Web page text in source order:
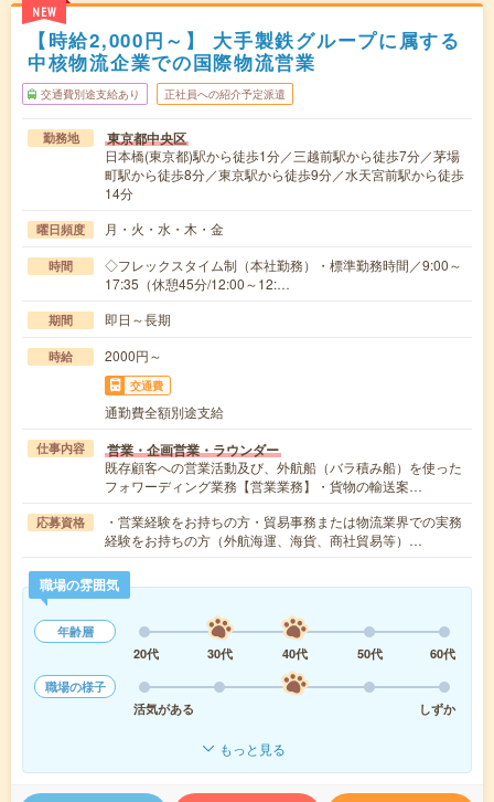
NEW
【時給2,000円～】 大手製鉄グループに属する
中核物流企業での国際物流営業
交通費別途支給あり 正社員への紹介予定派遣
勤務地 東京都中央区
日本橋(東京都)駅から徒歩1分／三越前駅から徒歩7分／茅場
町駅から徒歩8分／東京駅から徒歩9分／水天宮前駅から徒歩
14分
曜日頻度 月・火・水・木・金
時間
◇フレックスタイム制（本社勤務）・標準勤務時間／9:00～
17:35（休憩45分/12:00～12:…
期間 即日～長期
時給 2000円～
交通費
通勤費全額別途支給
仕事内容 営業・企画営業・ラウンダー
既存顧客への営業活動及び、外航船（バラ積み船）を使った
フォワーディング業務【営業業務】・貨物の輸送案…
応募資格
・営業経験をお持ちの方・貿易事務または物流業界での実務
経験をお持ちの方（外航海運、海貨、商社貿易等）…
職場の雰囲気
年齢層
20代
30代 40代 50代
60代
職場の様子
活気がある
しずか
もっと見る